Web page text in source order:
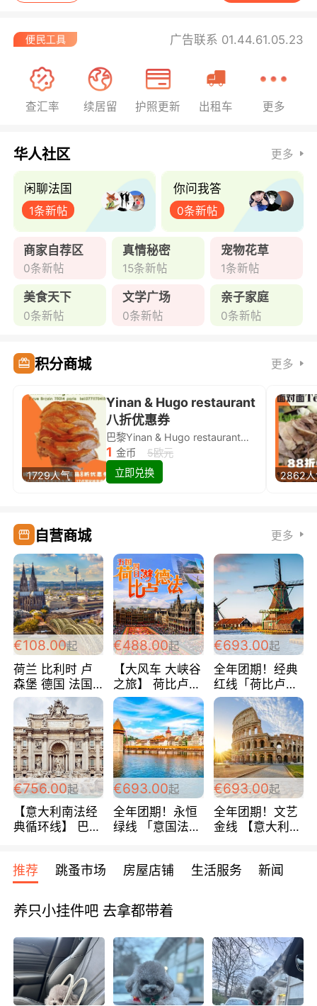
广告联系 01.44.61.05.23
查汇率 续居留 护照更新 出租车 更多
华人社区 更多
闲聊法国
1条新帖
你问我答
0条新帖
商家自荐区
0条新帖
真情秘密
15条新帖
宠物花草
1条新帖
美食天下
0条新帖
文学广场
0条新帖
亲子家庭
0条新帖
积分商城 更多
1729人气
Yinan & Hugo restaurant
八折优惠券
巴黎Yinan & Hugo restaurant除简餐类全场8折
1 金币
5欧元
立即兑换
2862
自营商城 更多
€108.00起
荷兰 比利时 卢
森堡 德国 法国
超爽玩遍西欧 循
环线 全程四星宾
馆 108欧/人/天
€488.00起
【大风车 大峡谷
之旅】 荷比卢德
法 巴黎上下 经
典五国四日游
488欧/人
€693.00起
全年团期！经典
红线「荷比卢德
法」七天循环 五
国 仅售99欧/人/
天！巴黎上下！
包拼房~
€756.00起
【意大利南法经
典循环线】 巴黎
宾馆 108欧/天起
全程756欧/位
€693.00起
全年团期！永恒
绿线 「意国法
欧/天起 ~包拼房
€693.00起
全年团期！文艺
金线 【意大利一
每周铁发！
推荐 跳蚤市场 房屋店铺 生活服务 新闻
养只小挂件吧 去拿都带着